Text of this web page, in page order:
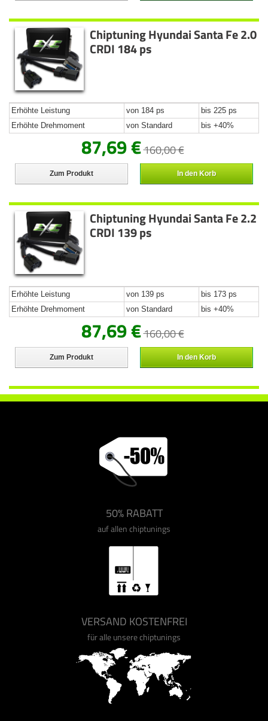
Chiptuning Hyundai Santa Fe 2.0
CRDI 184 ps
Erhöhte Leistung von 184 ps
bis 225 ps
Erhöhte Drehmoment
von Standard bis +40%
87,69 €160,00 €
Zum Produkt In den Korb
Chiptuning Hyundai Santa Fe 2.2
CRDI 139 ps
Erhöhte Leistung von 139 ps
bis 173 ps
Erhöhte Drehmoment
von Standard bis +40%
87,69 €160,00 €
Zum Produkt In den Korb
50% RABATT
auf allen chiptunings
VERSAND KOSTENFREI
für alle unsere chiptunings